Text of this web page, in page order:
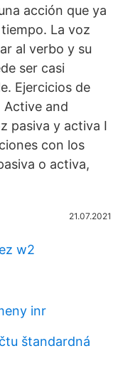
acción que ya
La voz
al verbo y su
ser casi
Ejercicios de
Active and
pasiva y activa I
con los
o activa,
21.07.2021
w2
inr
štandardná